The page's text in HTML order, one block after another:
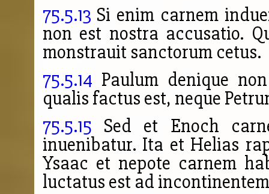
75.5.13 Si enim carnem
non est nostra accusatio.
monstrauit sanctorum cetus.
75.5.14 Paulum denique
qualis factus est, neque
75.5.15 Sed et Enoch
inuenibatur. Ita et Helias
Ysaac et nepote carnem
luctatus est ad